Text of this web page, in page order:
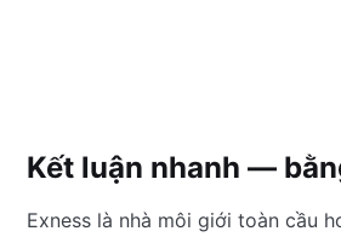
Kết luận nhanh —
Exness là nhà môi giới toàn cầu